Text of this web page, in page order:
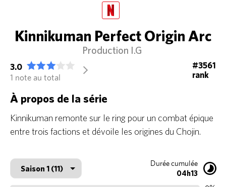
Kinnikuman Perfect Origin Arc
Production I.G
3.0
1 note au total
arrow_forward_ios
#3561
rank
À propos de la série
Kinnikuman remonte sur le ring pour un combat épique
entre trois factions et dévoile les origines du Chojin.
Durée cumulée
04h13